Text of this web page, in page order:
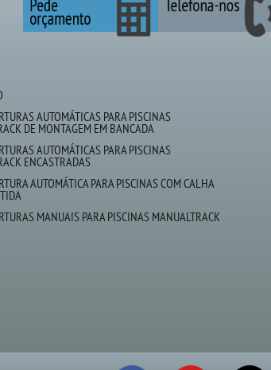
AUTOMÁTICAS PARA PISCINAS
DE MONTAGEM EM BANCADA
AUTOMÁTICAS PARA PISCINAS
ENCASTRADAS
AUTOMÁTICA PARA PISCINAS COM CALHA
MANUAIS PARA PISCINAS MANUALTRACK